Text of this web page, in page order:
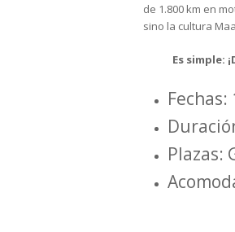
de 1.800 km en
sino la cultura
Es simple:
Plazas: